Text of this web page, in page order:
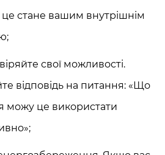
стане вашим внутрішнім
свої можливості.
відповідь на питання: «Що
можу це використати